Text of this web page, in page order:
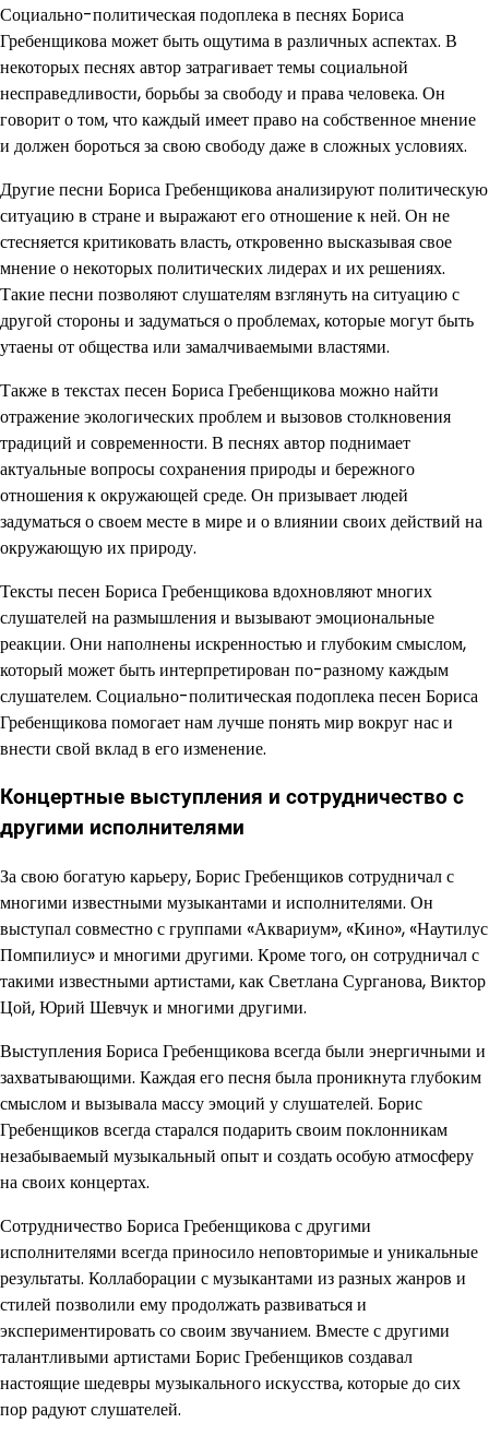
Социально-политическая подоплека в песнях Бориса
Гребенщикова может быть ощутима в различных аспектах. В
некоторых песнях автор затрагивает темы социальной
несправедливости, борьбы за свободу и права человека. Он
говорит о том, что каждый имеет право на собственное мнение
и должен бороться за свою свободу даже в сложных условиях.
Другие песни Бориса Гребенщикова анализируют политическую
ситуацию в стране и выражают его отношение к ней. Он не
стесняется критиковать власть, откровенно высказывая свое
мнение о некоторых политических лидерах и их решениях.
Такие песни позволяют слушателям взглянуть на ситуацию с
другой стороны и задуматься о проблемах, которые могут быть
утаены от общества или замалчиваемыми властями.
Также в текстах песен Бориса Гребенщикова можно найти
отражение экологических проблем и вызовов столкновения
традиций и современности. В песнях автор поднимает
актуальные вопросы сохранения природы и бережного
отношения к окружающей среде. Он призывает людей
задуматься о своем месте в мире и о влиянии своих действий на
окружающую их природу.
Тексты песен Бориса Гребенщикова вдохновляют многих
слушателей на размышления и вызывают эмоциональные
реакции. Они наполнены искренностью и глубоким смыслом,
который может быть интерпретирован по-разному каждым
слушателем. Социально-политическая подоплека песен Бориса
Гребенщикова помогает нам лучше понять мир вокруг нас и
внести свой вклад в его изменение.
Концертные выступления и сотрудничество с
другими исполнителями
За свою богатую карьеру, Борис Гребенщиков сотрудничал с
многими известными музыкантами и исполнителями. Он
выступал совместно с группами «Аквариум», «Кино», «Наутилус
Помпилиус» и многими другими. Кроме того, он сотрудничал с
такими известными артистами, как Светлана Сурганова, Виктор
Цой, Юрий Шевчук и многими другими.
Выступления Бориса Гребенщикова всегда были энергичными и
захватывающими. Каждая его песня была проникнута глубоким
смыслом и вызывала массу эмоций у слушателей. Борис
Гребенщиков всегда старался подарить своим поклонникам
незабываемый музыкальный опыт и создать особую атмосферу
на своих концертах.
Сотрудничество Бориса Гребенщикова с другими
исполнителями всегда приносило неповторимые и уникальные
результаты. Коллаборации с музыкантами из разных жанров и
стилей позволили ему продолжать развиваться и
экспериментировать со своим звучанием. Вместе с другими
талантливыми артистами Борис Гребенщиков создавал
настоящие шедевры музыкального искусства, которые до сих
пор радуют слушателей.